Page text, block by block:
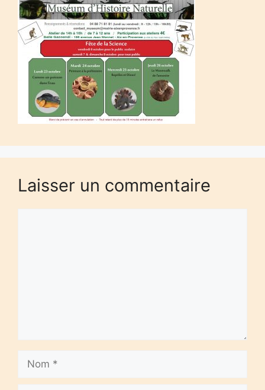
Laisser un commentaire